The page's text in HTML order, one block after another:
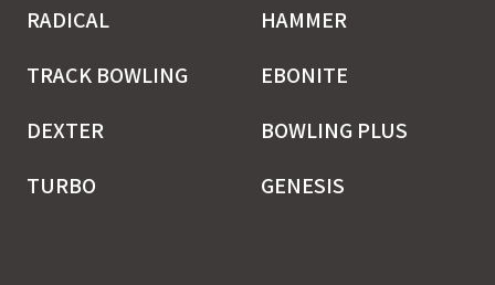
RADICAL
HAMMER
TRACK BOWLING
EBONITE
DEXTER
BOWLING PLUS
TURBO
GENESIS